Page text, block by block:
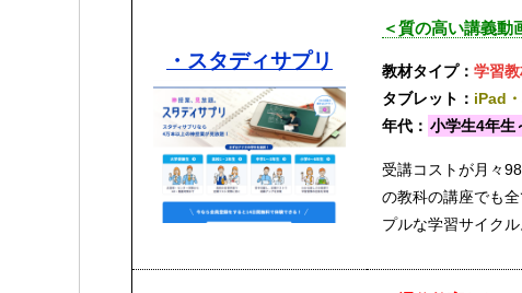
・スタディサプリ
＜質の高い講義動
教材タイプ：学習
タブレット： iPad
年代： 小学生4年生
受講コストが月々
の教科の講座でも
プルな学習サイクル